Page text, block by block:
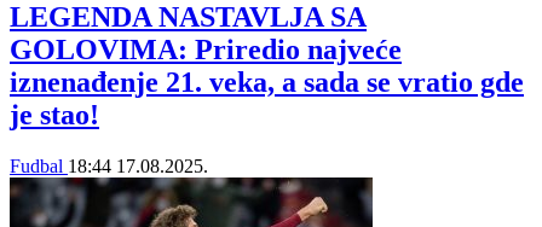
LEGENDA NASTAVLJA SA
GOLOVIMA: Priredio najveće
iznenađenje 21. veka, a sada se vratio gde
je stao!
Fudbal 18:44 17.08.2025.